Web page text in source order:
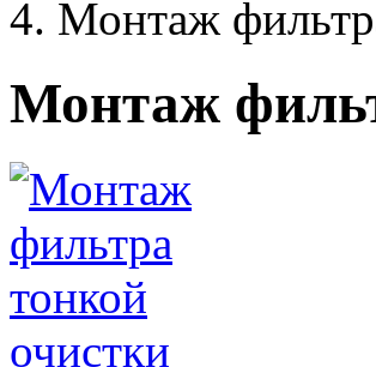
Монтаж
Монтаж